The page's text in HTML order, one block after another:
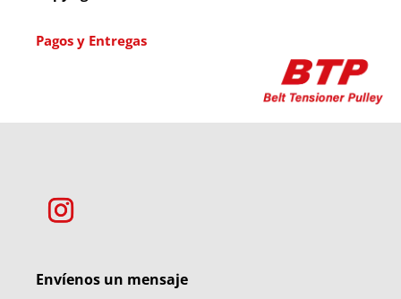
Pagos y Entregas
Envíenos un mensaje